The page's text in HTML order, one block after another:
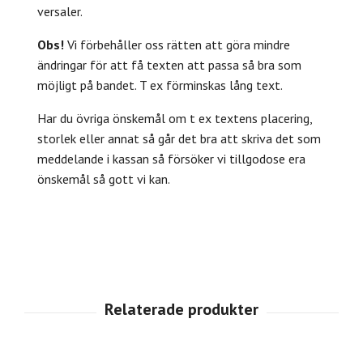
versaler.
Obs! Vi förbehåller oss rätten att göra mindre
ändringar för att få texten att passa så bra som
möjligt på bandet. T ex förminskas lång text.
Har du övriga önskemål om t ex textens placering,
storlek eller annat så går det bra att skriva det som
meddelande i kassan så försöker vi tillgodose era
önskemål så gott vi kan.